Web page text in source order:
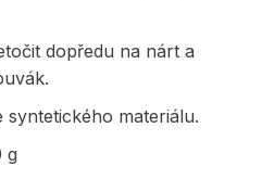
dopředu na nárt a
materiálu.
g